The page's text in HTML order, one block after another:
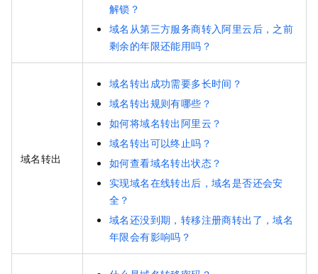
解锁？
域名从第三方服务商转入阿里云后，之前
剩余的年限还能用吗？
域名转出
域名转出成功需要多长时间？
域名转出规则有哪些？
如何将域名转出阿里云？
域名转出可以终止吗？
如何查看域名转出状态？
实现域名在线转出后，域名是否还会安
全？
域名还没到期，转移注册商转出了，域名
年限会有影响吗？